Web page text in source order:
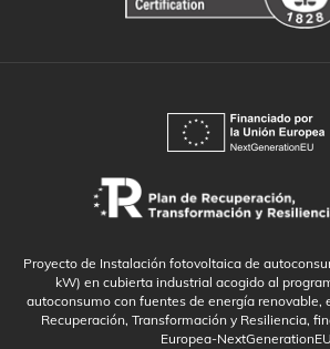
Proyecto de Instalación fotovoltaica de
kW) en cubierta industrial acogido al
autoconsumo con fuentes de energía renovable,
Recuperación, Transformación y Resiliencia,
Europea-